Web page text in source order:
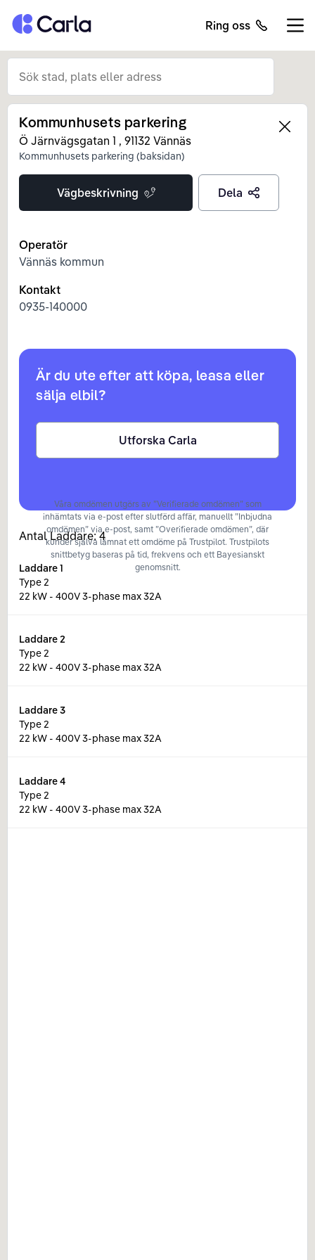
Tillbaka till startsidan Ring oss
Left
Kommunhusets parkering
Ö Järnvägsgatan 1 , 91132 Vännäs
Kommunhusets parkering (baksidan)
Vägbeskrivning Dela
Operatör
Vännäs kommun
Kontakt
0935-140000
Är du ute efter att köpa, leasa eller
sälja elbil?
Utforska Carla
Våra omdömen utgörs av ”Verifierade omdömen” som
inhämtats via e-post efter slutförd affär, manuellt ”Inbjudna
omdömen” via e-post, samt ”Overifierade omdömen”, där
kunder själva lämnat ett omdöme på Trustpilot. Trustpilots
snittbetyg baseras på tid, frekvens och ett Bayesianskt
genomsnitt.
Antal Laddare:4
Laddare1
Type 2
22 kW - 400V 3-phase max 32A
Laddare2
Type 2
22 kW - 400V 3-phase max 32A
Laddare3
Type 2
22 kW - 400V 3-phase max 32A
Laddare4
Type 2
22 kW - 400V 3-phase max 32A